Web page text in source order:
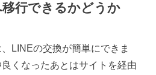
行できるかどうか
LINEの交換が簡単にできま
くなったあとはサイトを経由